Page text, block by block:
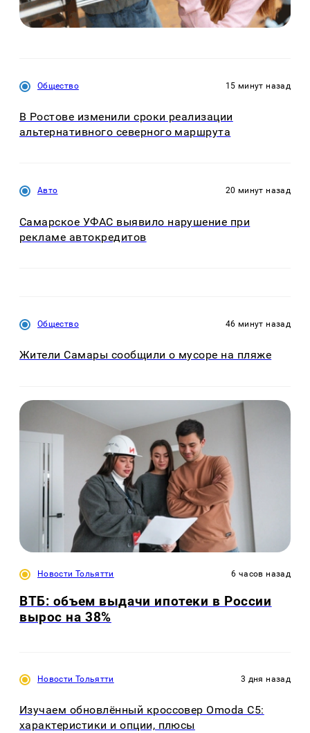
Общество 15 минут назад
В Ростове изменили сроки реализации
альтернативного северного маршрута
Авто 20 минут назад
Самарское УФАС выявило нарушение при
рекламе автокредитов
Общество 46 минут назад
Жители Самары сообщили о мусоре на пляже
Новости Тольятти 6 часов назад
ВТБ: объем выдачи ипотеки в России
вырос на 38%
Новости Тольятти 3 дня назад
Изучаем обновлённый кроссовер Omoda C5:
характеристики и опции, плюсы